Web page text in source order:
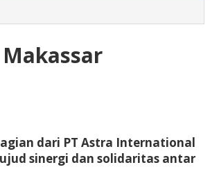
dari PT Astra International
sinergi dan solidaritas antar